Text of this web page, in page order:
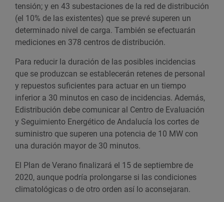
tensión; y en 43 subestaciones de la red de distribución
(el 10% de las existentes) que se prevé superen un
determinado nivel de carga. También se efectuarán
mediciones en 378 centros de distribución.
Para reducir la duración de las posibles incidencias
que se produzcan se establecerán retenes de personal
y repuestos suficientes para actuar en un tiempo
inferior a 30 minutos en caso de incidencias. Además,
Edistribución debe comunicar al Centro de Evaluación
y Seguimiento Energético de Andalucía los cortes de
suministro que superen una potencia de 10 MW con
una duración mayor de 30 minutos.
El Plan de Verano finalizará el 15 de septiembre de
2020, aunque podría prolongarse si las condiciones
climatológicas o de otro orden así lo aconsejaran.